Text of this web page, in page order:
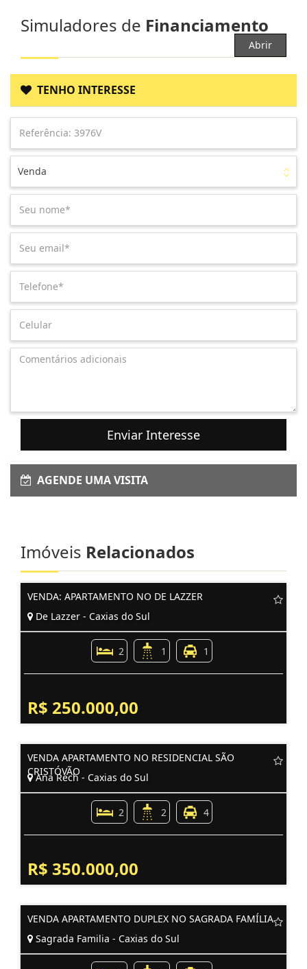
Simuladores de Financiamento
Abrir
TENHO INTERESSE
Venda
Enviar Interesse
AGENDE UMA VISITA
Imóveis Relacionados
VENDA: APARTAMENTO NO DE LAZZER
De Lazzer - Caxias do Sul
2 1 1
R$ 250.000,00
VENDA APARTAMENTO NO RESIDENCIAL SÃO
CRISTÓVÃO
Ana Rech - Caxias do Sul
2 2 4
R$ 350.000,00
VENDA APARTAMENTO DUPLEX NO SAGRADA FAMÍLIA
Sagrada Familia - Caxias do Sul